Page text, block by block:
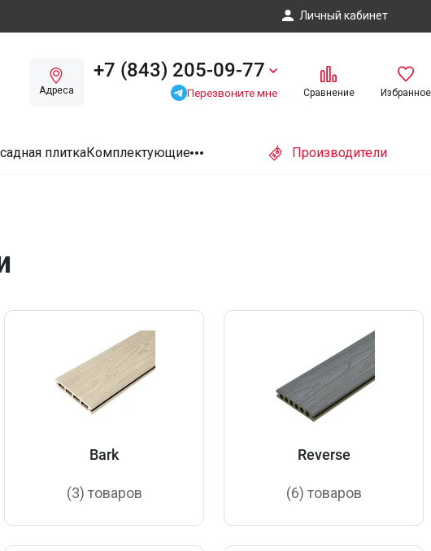
Личный кабинет
Адреса
+7 (843) 205-09-77
Перезвоните мне Сравнение Избранное
плиткаКомплектующие Производители
Bark
(3) товаров
Reverse
(6) товаров